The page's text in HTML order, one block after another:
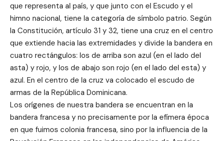
que representa al país, y que junto con el Escudo y el
himno nacional, tiene la categoría de símbolo patrio. Según
la Constitución, artículo 31 y 32, tiene una cruz en el centro
que extiende hacia las extremidades y divide la bandera en
cuatro rectángulos: los de arriba son azul (en el lado del
asta) y rojo, y los de abajo son rojo (en el lado del esta) y
azul. En el centro de la cruz va colocado el escudo de
armas de la República Dominicana.
Los orígenes de nuestra bandera se encuentran en la
bandera francesa y no precisamente por la efímera época
en que fuimos colonia francesa, sino por la influencia de la